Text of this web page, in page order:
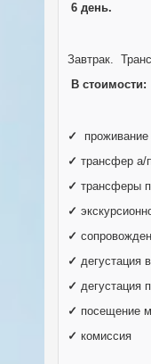
6 день.
Завтрак.
В стоимости:
✓
✓ трансфер а/
✓ трансферы
✓
✓
✓ дегустация
✓ дегустация
✓ посещение
✓ комиссия